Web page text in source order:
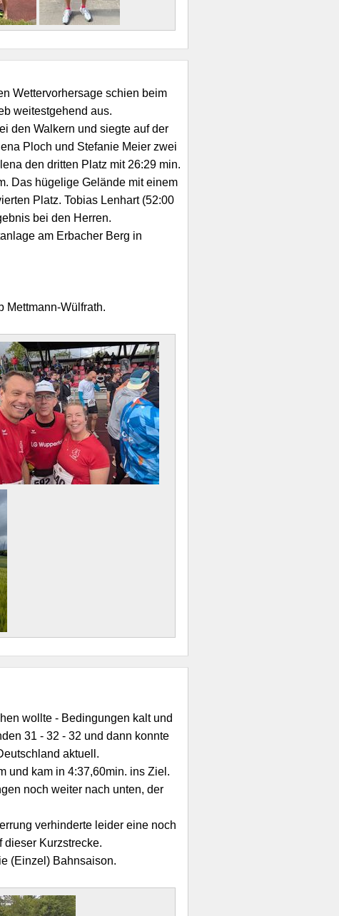
Wettervorhersage schien beim
weitestgehend aus.
den Walkern und siegte auf der
Ploch und Stefanie Meier zwei
den dritten Platz mit 26:29 min.
Das hügelige Gelände mit einem
Platz. Tobias Lenhart (52:00
bei den Herren.
am Erbacher Berg in
Mettmann-Wülfrath.
wollte - Bedingungen kalt und
31 - 32 - 32 und dann konnte
aktuell.
und kam in 4:37,60min. ins Ziel.
noch weiter nach unten, der
verhinderte leider eine noch
dieser Kurzstrecke.
(Einzel) Bahnsaison.